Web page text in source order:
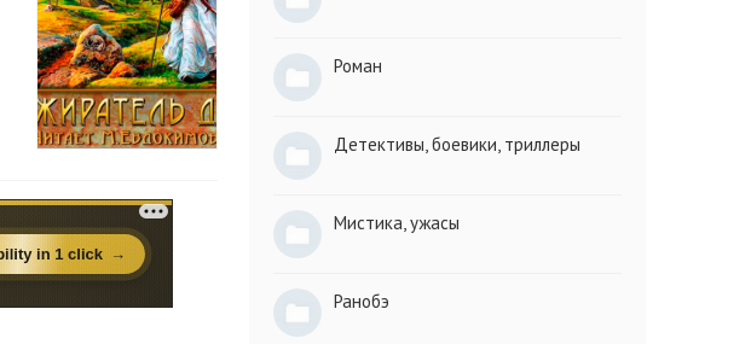
Роман
Детективы, боевики, триллеры
Мистика, ужасы
Ранобэ